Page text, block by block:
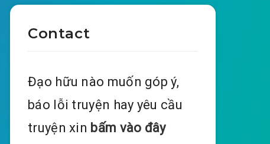
Contact
Đạo hữu nào muốn góp ý,
báo lỗi truyện hay yêu cầu
truyện xin bấm vào đây